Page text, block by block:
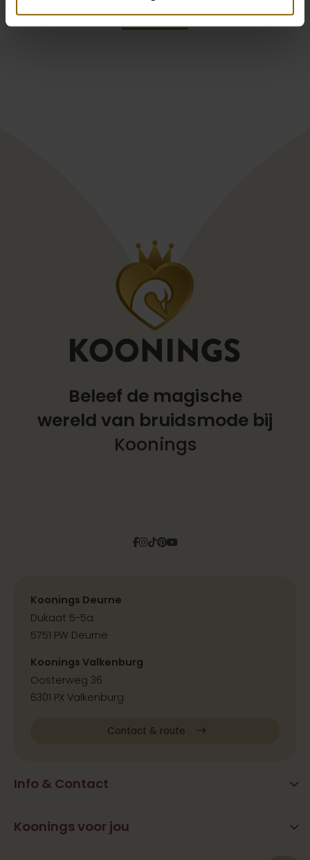
Bekijk ook eens
Beleef de magische
wereld van bruidsmode bij
Koonings
Facebook
Instagram
Tiktok
Pinterest
YouTube
Info & Contact
FAQ
Koonings voor jou
Koonings Deurne
Dukaat 5-5a
5751 PW Deurne
Koonings Valkenburg
Oosterweg 36
6301 PX Valkenburg
Contact & route